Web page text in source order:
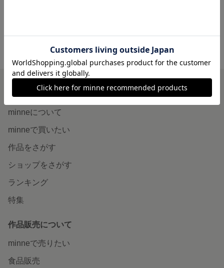
chaco729 の作品一覧
minneを知る
minneについて
minneで買いたい
作品をさがす
ショップをさがす
ランキング
特集
作品販売について
minneで売りたい
食品販売